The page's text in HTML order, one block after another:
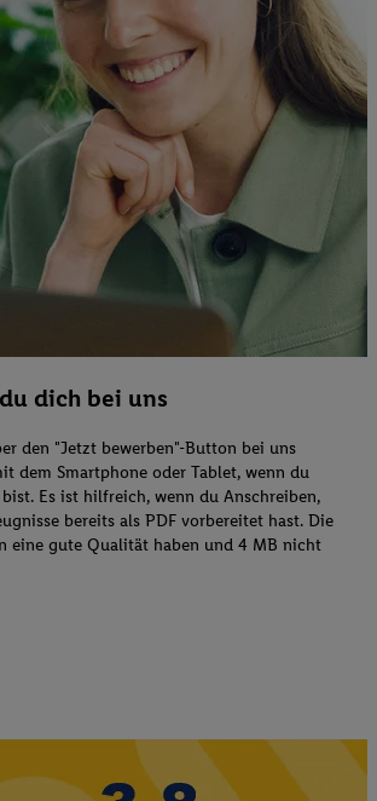
dich bei uns
den "Jetzt bewerben"-Button bei uns
dem Smartphone oder Tablet, wenn du
Es ist hilfreich, wenn du Anschreiben,
bereits als PDF vorbereitet hast. Die
eine gute Qualität haben und 4 MB nicht